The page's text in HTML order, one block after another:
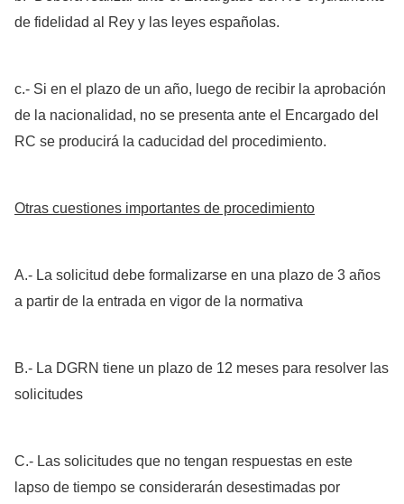
de fidelidad al Rey y las leyes españolas.
c.- Si en el plazo de un año, luego de recibir la aprobación
de la nacionalidad, no se presenta ante el Encargado del
RC se producirá la caducidad del procedimiento.
Otras cuestiones importantes de procedimiento
A.- La solicitud debe formalizarse en una plazo de 3 años
a partir de la entrada en vigor de la normativa
B.- La DGRN tiene un plazo de 12 meses para resolver las
solicitudes
C.- Las solicitudes que no tengan respuestas en este
lapso de tiempo se considerarán desestimadas por